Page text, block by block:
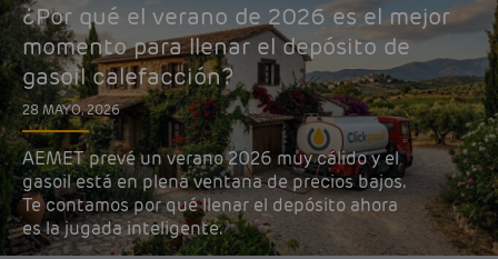
¿Por qué el verano de 2026 es el mejor
momento para llenar el depósito de
gasoil calefacción?
28 MAYO, 2026
AEMET prevé un verano 2026 muy cálido y el
gasoil está en plena ventana de precios bajos.
Te contamos por qué llenar el depósito ahora
es la jugada inteligente.